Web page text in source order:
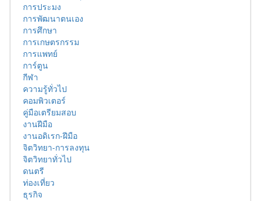
การประมง
การพัฒนาตนเอง
การศึกษา
การเกษตรกรรม
การแพทย์
การ์ตูน
กีฬา
ความรู้ทั่วไป
คอมพิวเตอร์
คู่มือเตรียมสอบ
งานฝีมือ
งานอดิเรก-ฝีมือ
จิตวิทยา-การลงทุน
จิตวิทยาทั่วไป
ดนตรี
ท่องเที่ยว
ธุรกิจ